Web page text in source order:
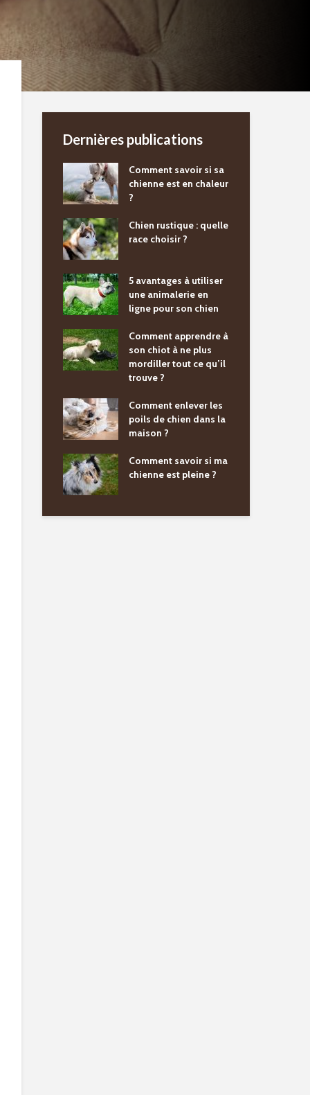
Dernières publications
Comment savoir si sa
chienne est en chaleur
?
Chien rustique : quelle
race choisir ?
5 avantages à utiliser
une animalerie en
ligne pour son chien
Comment apprendre à
son chiot à ne plus
mordiller tout ce qu’il
trouve ?
Comment enlever les
poils de chien dans la
maison ?
Comment savoir si ma
chienne est pleine ?